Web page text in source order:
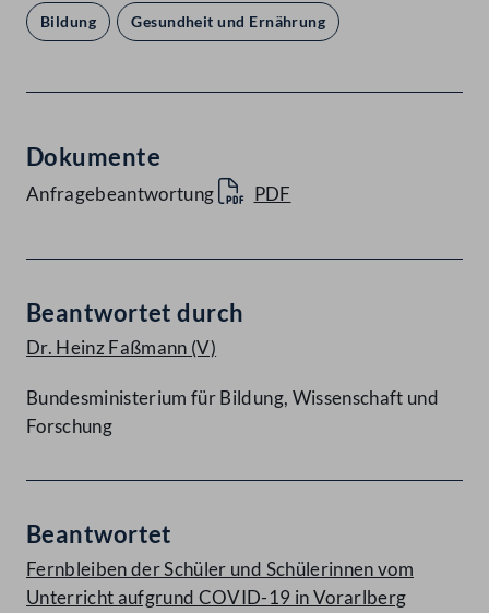
Bildung Gesundheit und Ernährung
Dokumente
Anfragebeantwortung PDF
Beantwortet durch
Dr. Heinz Faßmann (V)
Bundesministerium für Bildung, Wissenschaft und
Forschung
Beantwortet
Fernbleiben der Schüler und Schülerinnen vom
Unterricht aufgrund COVID-19 in Vorarlberg